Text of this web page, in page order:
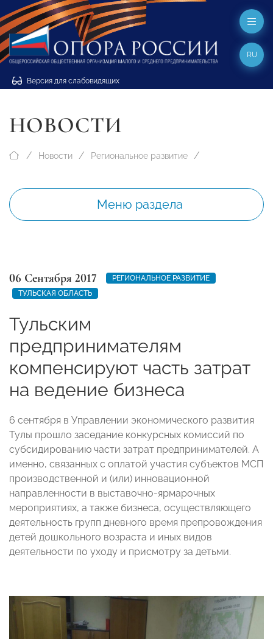
Версия для слабовидящих
RU
НОВОСТИ
Новости Региональное развитие
Меню раздела
06 Сентября 2017
РЕГИОНАЛЬНОЕ РАЗВИТИЕ
ТУЛЬСКАЯ ОБЛАСТЬ
Тульским
предпринимателям
компенсируют часть затрат
на ведение бизнеса
6 сентября в Управлении экономического развития
Тулы прошло заседание конкурсных комиссий по
субсидированию части затрат предпринимателей. А
именно, связанных с оплатой участия субъектов МСП
производственной и (или) инновационной
направленности в выставочно-ярмарочных
мероприятиях, а также бизнеса, осуществляющего
деятельность групп дневного время препровождения
детей дошкольного возраста и иных видов
деятельности по уходу и присмотру за детьми.